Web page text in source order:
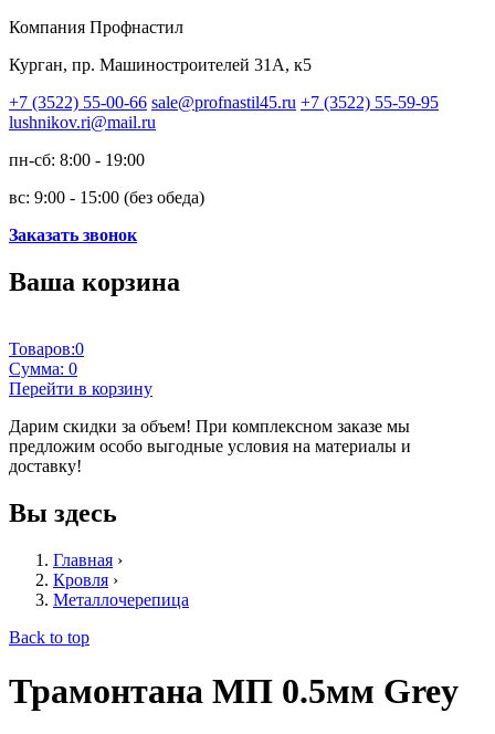
Компания Профнастил
Курган, пр. Машиностроителей 31А, к5
+7 (3522) 55-00-66 sale@profnastil45.ru +7 (3522) 55-59-95
lushnikov.ri@mail.ru
пн-сб: 8:00 - 19:00
вс: 9:00 - 15:00 (без обеда)
Заказать звонок
Ваша корзина
Товаров:0
Сумма: 0
Перейти в корзину
Дарим скидки за объем! При комплексном заказе мы
предложим особо выгодные условия на материалы и
доставку!
Вы здесь
Главная ›
Кровля ›
Металлочерепица
Back to top
Трамонтана МП 0.5мм Grey